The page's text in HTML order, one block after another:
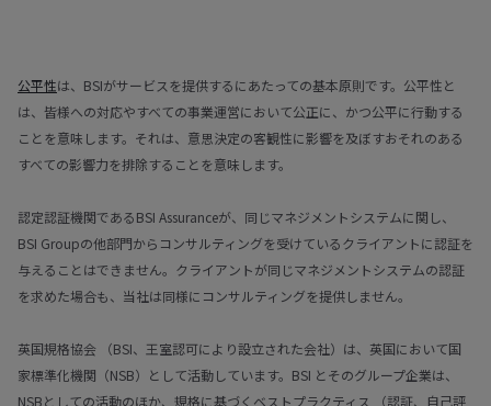
公平性は、BSIがサービスを提供するにあたっての基本原則です。公平性と
は、皆様への対応やすべての事業運営において公正に、かつ公平に行動する
ことを意味します。それは、意思決定の客観性に影響を及ぼすおそれのある
すべての影響力を排除することを意味します。
認定認証機関であるBSI Assuranceが、同じマネジメントシステムに関し、
BSI Groupの他部門からコンサルティングを受けているクライアントに認証を
与えることはできません。クライアントが同じマネジメントシステムの認証
を求めた場合も、当社は同様にコンサルティングを提供しません。
英国規格協会 （BSI、王室認可により設立された会社）は、英国において国
家標準化機関（NSB）として活動しています。BSI とそのグループ企業は、
NSBとしての活動のほか、規格に基づくベストプラクティス （認証、自己評